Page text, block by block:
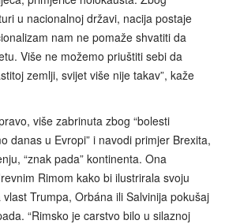
u nacionalnoj državi, nacija postaje
nam ne pomaže shvatiti da
Više ne možemo priuštiti sebi da
zemlji, svijet više nije takav”, kaže
više zabrinuta zbog “bolesti
danas u Evropi” i navodi primjer Brexita,
“znak pada” kontinenta. Ona
Rimom kako bi ilustrirala svoju
Trumpa, Orbána ili Salvinija pokušaj
“Rimsko je carstvo bilo u silaznoj